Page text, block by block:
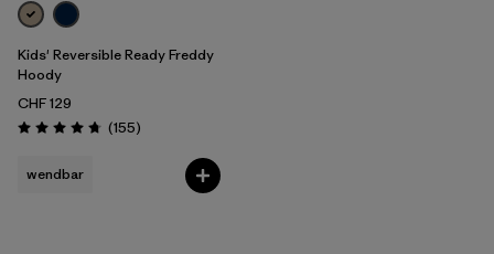
Kids' Reversible Ready Freddy
Hoody
CHF 129
Bewertung: 4.7 / 5
(155Rezensionen
)
wendbar